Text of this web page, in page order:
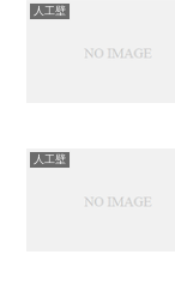
人工壁
人工壁